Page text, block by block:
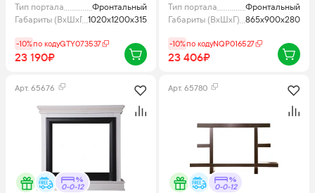
Тип портала
Фронтальный
Габариты (ВхШхГ), мм1020х1200х315
-10%по кодуGTY073537
23 190₽
Тип портала
Фронтальный
Габариты (ВхШхГ), мм865х900х280
-10%по кодуNQP016527
23 406₽
Арт. 65676
0-0-12
Арт. 65780
0-0-12